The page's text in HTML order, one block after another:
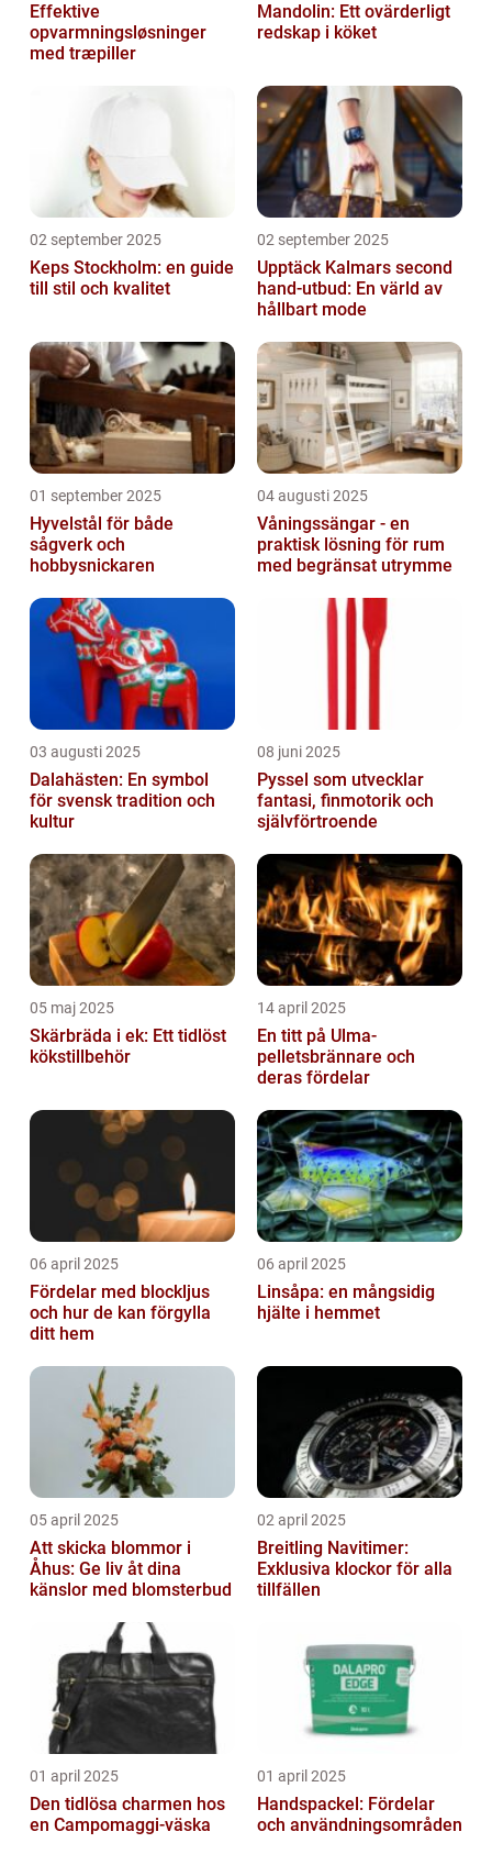
Effektive
opvarmningsløsninger
med træpiller
Mandolin: Ett ovärderligt
redskap i köket
02 september 2025
Keps Stockholm: en guide
till stil och kvalitet
02 september 2025
Upptäck Kalmars second
hand-utbud: En värld av
hållbart mode
01 september 2025
Hyvelstål för både
sågverk och
hobbysnickaren
04 augusti 2025
Våningssängar - en
praktisk lösning för rum
med begränsat utrymme
03 augusti 2025
Dalahästen: En symbol
för svensk tradition och
kultur
08 juni 2025
Pyssel som utvecklar
fantasi, finmotorik och
självförtroende
05 maj 2025
Skärbräda i ek: Ett tidlöst
kökstillbehör
14 april 2025
En titt på Ulma-
pelletsbrännare och
deras fördelar
06 april 2025
Fördelar med blockljus
och hur de kan förgylla
ditt hem
06 april 2025
Linsåpa: en mångsidig
hjälte i hemmet
05 april 2025
Att skicka blommor i
Åhus: Ge liv åt dina
känslor med blomsterbud
02 april 2025
Breitling Navitimer:
Exklusiva klockor för alla
tillfällen
01 april 2025
Den tidlösa charmen hos
en Campomaggi-väska
01 april 2025
Handspackel: Fördelar
och användningsområden